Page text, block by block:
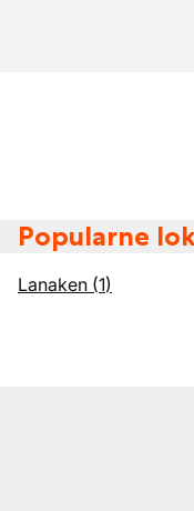
Popularne
Lanaken (1)